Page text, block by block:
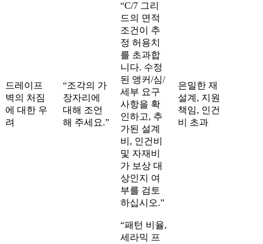
드레이프
벽의 처짐
에 대한 우
려
“조각의 가
장자리에
대해 조언
해 주세요.”
“C/7 그리
드의 면적
조건이 추
정 허용치
를 초과합
니다. 수정
된 앵커/심/
세부 요구
사항을 확
인하고, 추
가된 설계
비, 인건비
및 자재비
가 보상 대
상인지 여
부를 검토
하십시오.”
은밀한 재
설계, 지원
책임, 인건
비 초과
“패턴 비율,
세라믹 프